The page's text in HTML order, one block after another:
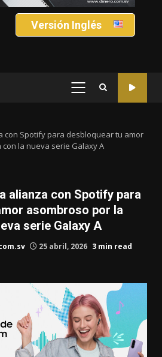
Versión Inglés
PRIMARY
con Spotify para desbloquear tu amor
la nueva serie Galaxy A
alianza con Spotify para
asombroso por la
serie Galaxy A
25 abril, 2026 3 min read